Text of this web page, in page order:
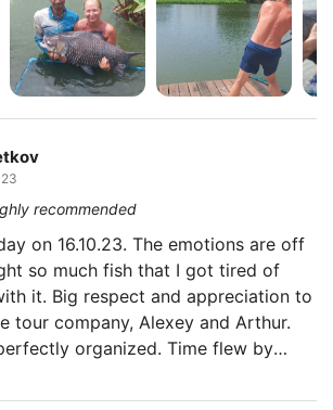
recommended
on 16.10.23. The emotions are off
so much fish that I got tired of
it. Big respect and appreciation to
tour company, Alexey and Arthur.
organized. Time flew by